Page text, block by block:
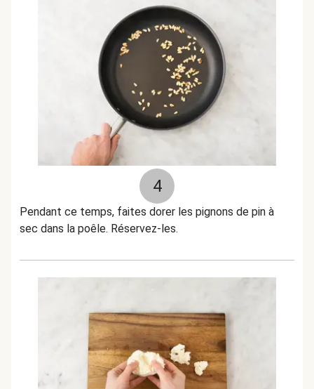
4
Pendant ce temps, faites dorer les pignons de pin à
sec dans la poêle. Réservez-les.